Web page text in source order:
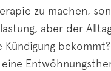
zu machen,
aber der
Kündigung
eine